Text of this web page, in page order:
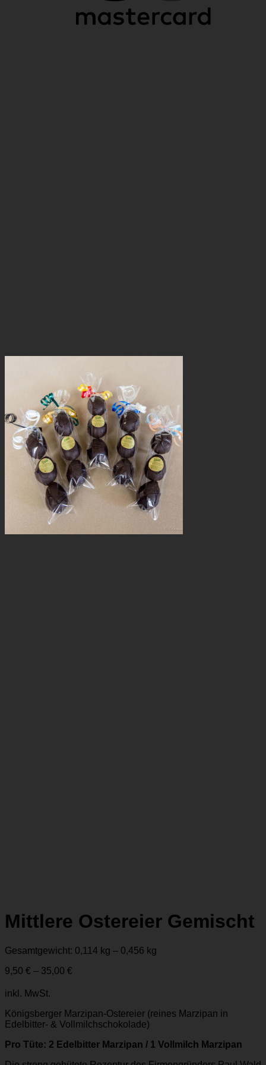
Mittlere Ostereier Gemischt
Gesamtgewicht: 0,114 kg – 0,456 kg
9,50 € – 35,00 €
inkl. MwSt.
Königsberger Marzipan-Ostereier (reines Marzipan in
Edelbitter- & Vollmilchschokolade)
Pro Tüte: 2 Edelbitter Marzipan / 1 Vollmilch Marzipan